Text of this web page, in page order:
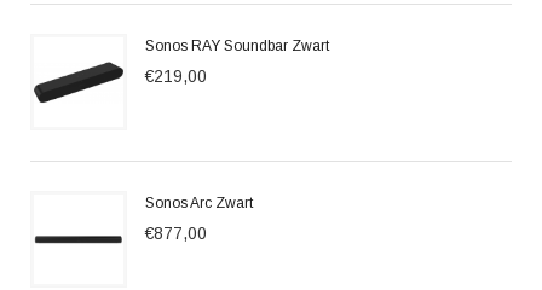
Sonos RAY Soundbar Zwart
€219,00
Sonos Arc Zwart
€877,00